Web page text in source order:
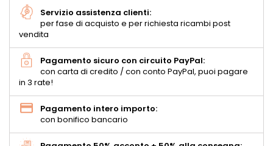
Servizio assistenza clienti:
per fase di acquisto e per richiesta ricambi post
vendita
Pagamento sicuro con circuito PayPal:
con carta di credito / con conto PayPal, puoi pagare
in 3 rate!
Pagamento intero importo:
con bonifico bancario